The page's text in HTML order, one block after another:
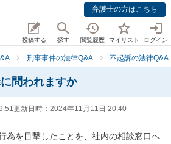
弁護士の方はこちら
投稿する 探す 閲覧履歴 マイリスト ログイン
刑事事件の法律Q&A 不起訴の法律Q&A
問われますか
更新日時： 2024年11月11日 20:40
為を目撃したことを、社内の相談窓口へ